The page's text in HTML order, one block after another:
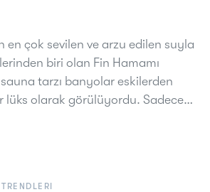
en çok sevilen ve arzu edilen suyla
biri olan Fin Hamamı
tarzı banyolar eskilerden
lüks olarak görülüyordu. Sadece…